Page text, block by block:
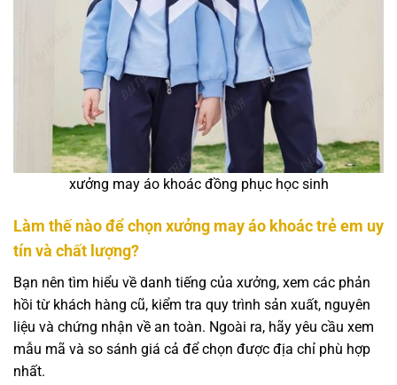
xưởng may áo khoác đồng phục học sinh
Làm thế nào để chọn xưởng may áo khoác trẻ em uy
tín và chất lượng?
Bạn nên tìm hiểu về danh tiếng của xưởng, xem các phản
hồi từ khách hàng cũ, kiểm tra quy trình sản xuất, nguyên
liệu và chứng nhận về an toàn. Ngoài ra, hãy yêu cầu xem
mẫu mã và so sánh giá cả để chọn được địa chỉ phù hợp
nhất.